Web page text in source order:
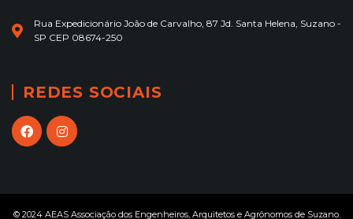
Rua Expedicionário João de Carvalho, 87 Jd. Santa Helena, Suzano -
SP CEP 08674-250
REDES SOCIAIS
© 2024 AEAS Associação dos Engenheiros, Arquitetos e Agrônomos de Suzano.